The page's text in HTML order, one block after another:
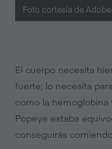
Foto cortesía de
El cuerpo necesita
fuerte; lo necesita
como la hemoglobina
Popeye estaba
conseguirás